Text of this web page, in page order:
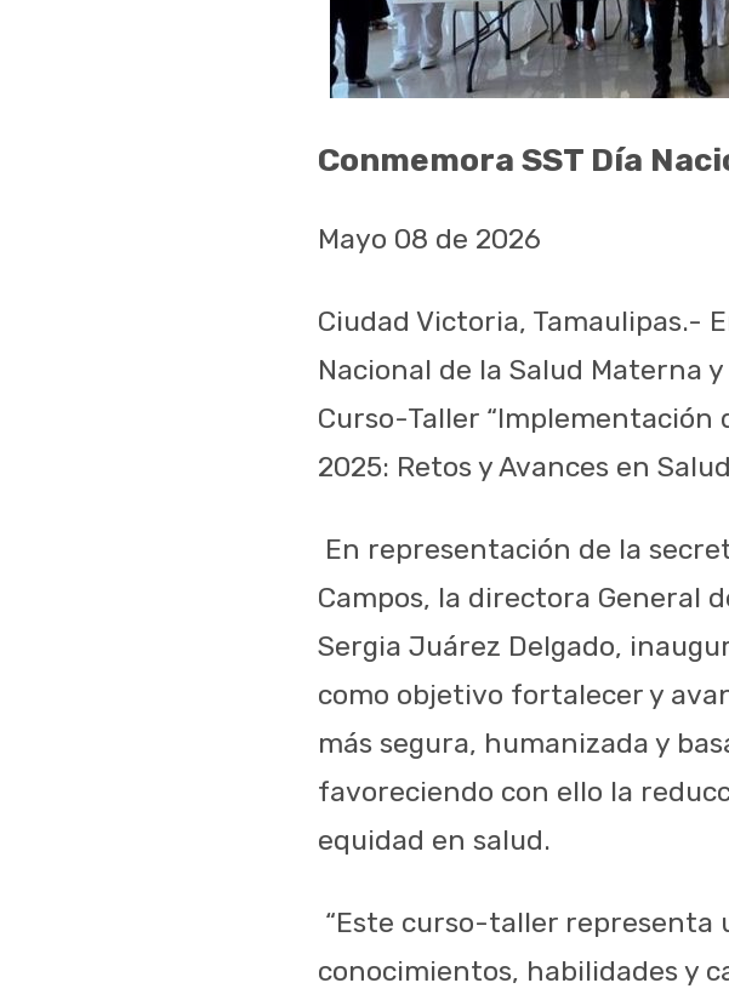
Conmemora SST Día
Mayo 08 de 2026
Ciudad Victoria, Tamaulipas.-
Nacional de la Salud Materna
Curso-Taller “Implementación
2025: Retos y Avances en
En representación de la
Campos, la directora General
Sergia Juárez Delgado,
como objetivo fortalecer y
más segura, humanizada y
favoreciendo con ello la
equidad en salud.
“Este curso-taller representa
conocimientos, habilidades y